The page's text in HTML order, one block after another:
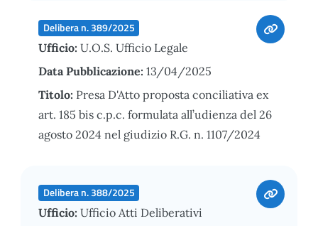
Delibera n. 389/2025
Ufficio: U.O.S. Ufficio Legale
Data Pubblicazione: 13/04/2025
Titolo: Presa D'Atto proposta conciliativa ex
art. 185 bis c.p.c. formulata all’udienza del 26
agosto 2024 nel giudizio R.G. n. 1107/2024
Delibera n. 388/2025
Ufficio: Ufficio Atti Deliberativi